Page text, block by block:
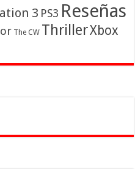
3 PS3 Reseñas
The CW ThrillerXbox